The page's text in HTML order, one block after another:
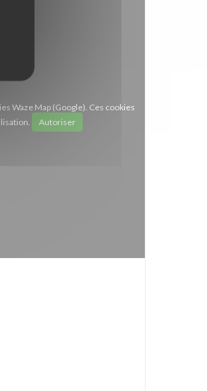
Waze Map (Google). Ces cookies
Autoriser